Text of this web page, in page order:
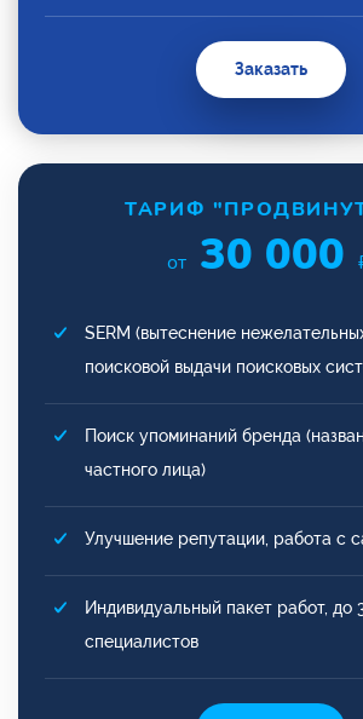
Заказать
ТАРИФ
от 30 000
SERM (вытеснение
поисковой выдачи поисковых
Поиск упоминаний бренда
частного лица)
Улучшение репутации, работа с
Индивидуальный пакет работ, до
специалистов